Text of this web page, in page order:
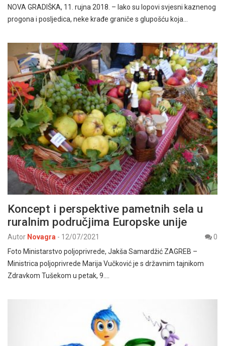
NOVA GRADIŠKA, 11. rujna 2018. – Iako su lopovi svjesni kaznenog
progona i posljedica, neke krađe graniče s glupošću koja…
Koncept i perspektive pametnih sela u
ruralnim područjima Europske unije
Autor Novagra - 12/07/2021
0
Foto Ministarstvo poljoprivrede, Jakša Samardžić ZAGREB –
Ministrica poljoprivrede Marija Vučković je s državnim tajnikom
Zdravkom Tušekom u petak, 9.…